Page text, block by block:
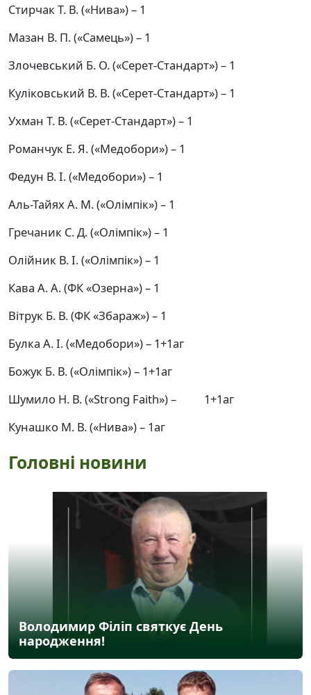
Стирчак Т. В. («Нива») – 1
Мазан В. П. («Самець») – 1
Злочевський Б. О. («Серет-Стандарт») – 1
Куліковський В. В. («Серет-Стандарт») – 1
Ухман Т. В. («Серет-Стандарт») – 1
Романчук Е. Я. («Медобори») – 1
Федун В. І. («Медобори») – 1
Аль-Тайях А. М. («Олімпік») – 1
Гречаник С. Д. («Олімпік») – 1
Олійник В. І. («Олімпік») – 1
Кава А. А. (ФК «Озерна») – 1
Вітрук Б. В. (ФК «Збараж») – 1
Булка А. І. («Медобори») – 1+1аг
Божук Б. В. («Олімпік») – 1+1аг
Шумило Н. В. («Strong Faith») – 1+1аг
Кунашко М. В. («Нива») – 1аг
Головні новини
Володимир Філіп святкує День
народження!